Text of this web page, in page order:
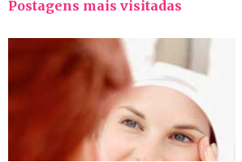
Postagens mais visitadas